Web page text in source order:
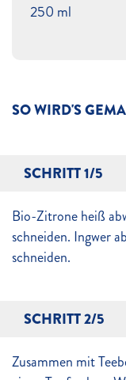
SO WIRD'S
SCHRITT 1/5
Bio-Zitrone heiß
schneiden. Ingwer
schneiden.
SCHRITT 2/5
Zusammen mit
250 ml